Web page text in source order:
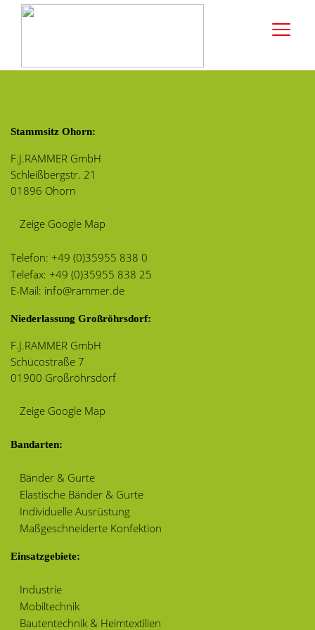
Stammsitz Ohorn:
F.J.RAMMER GmbH
Schleißbergstr. 21
01896 Ohorn
Zeige Google Map
Telefon: +49 (0)35955 838 0
Telefax: +49 (0)35955 838 25
E-Mail: info@rammer.de
Niederlassung Großröhrsdorf:
F.J.RAMMER GmbH
Schücostraße 7
01900 Großröhrsdorf
Zeige Google Map
Bandarten:
Bänder & Gurte
Elastische Bänder & Gurte
Individuelle Ausrüstung
Maßgeschneiderte Konfektion
Einsatzgebiete:
Industrie
Mobiltechnik
Bautentechnik & Heimtextilien